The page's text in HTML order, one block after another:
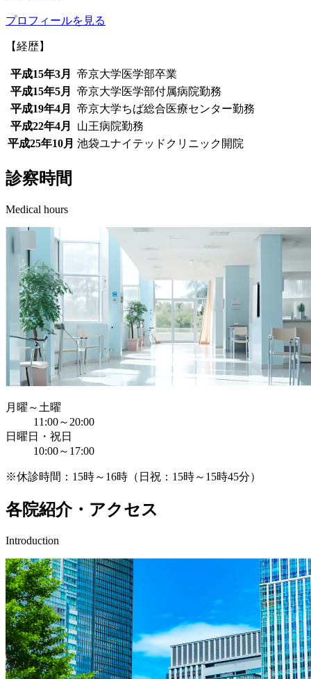
プロフィールを見る
【経歴】
平成15年3月
帝京大学医学部卒業
平成15年5月
帝京大学医学部付属病院勤務
平成19年4月
帝京大学ちば総合医療センター勤務
平成22年4月
山王病院勤務
平成25年10月 池袋ユナイテッドクリニック開院
診察時間
Medical hours
月曜～土曜
11:00～20:00
日曜日・祝日
10:00～17:00
※休診時間：15時～16時（日祝：15時～15時45分）
各院紹介・アクセス
Introduction